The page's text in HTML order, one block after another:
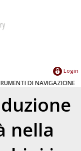
Login
DI NAVIGAZIONE
nella